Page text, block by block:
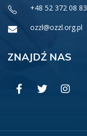
+48 52 372 08 83
ozzl@ozzl.org.pl
ZNAJDŹ NAS